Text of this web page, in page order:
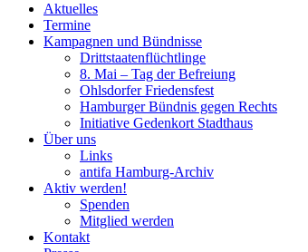
Aktuelles
Termine
Kampagnen und Bündnisse
Drittstaatenflüchtlinge
8. Mai – Tag der Befreiung
Ohlsdorfer Friedensfest
Hamburger Bündnis gegen Rechts
Initiative Gedenkort Stadthaus
Über uns
Links
antifa Hamburg-Archiv
Aktiv werden!
Spenden
Mitglied werden
Kontakt